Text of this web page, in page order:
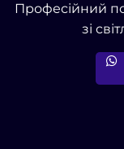
Професійний
зі